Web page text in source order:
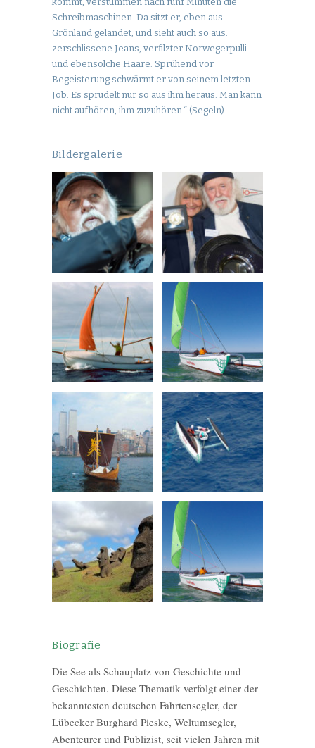
Schreibmaschinen. Da sitzt er, eben aus
Grönland gelandet; und sieht auch so aus:
zerschlissene Jeans, verfilzter Norwegerpulli
und ebensolche Haare. Sprühend vor
Begeisterung schwärmt er von seinem letzten
Job. Es sprudelt nur so aus ihm heraus. Man kann
nicht aufhören, ihm zuzuhören.“ (Segeln)
Bildergalerie
Biografie
Die See als Schauplatz von Geschichte und
Geschichten. Diese Thematik verfolgt einer der
bekanntesten deutschen Fahrtensegler, der
Lübecker Burghard Pieske, Weltumsegler,
Abenteurer und Publizist, seit vielen Jahren mit